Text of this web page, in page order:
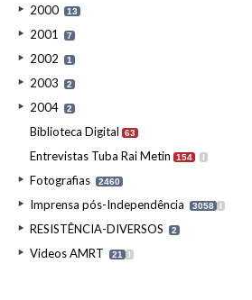
2000 13
2001 7
2002 1
2003 2
2004 2
Biblioteca Digital 63
Entrevistas Tuba Rai Metin 154 I
Fotografias 2460
Imprensa pós-Independência 3058 I
RESISTÊNCIA-DIVERSOS 2
Videos AMRT 21 I